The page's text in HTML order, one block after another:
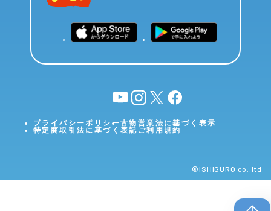
YouTubeinstagram
X facebook
プライバシーポリシー古物営業法に基づく表示
特定商取引法に基づく表記 ご利用規約
©︎ISHIGURO co.,ltd